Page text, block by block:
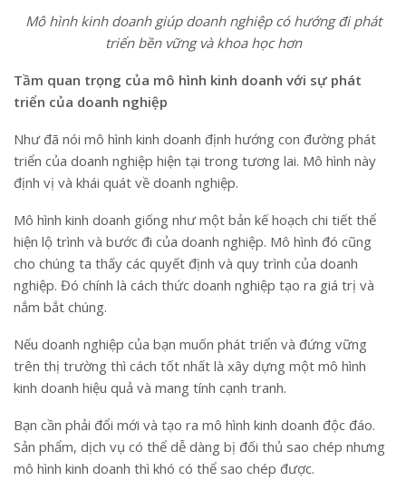
Mô hình kinh doanh giúp doanh nghiệp có hướng đi phát
triển bền vững và khoa học hơn
Tầm quan trọng của mô hình kinh doanh với sự phát
triển của doanh nghiệp
Như đã nói mô hình kinh doanh định hướng con đường phát
triển của doanh nghiệp hiện tại trong tương lai. Mô hình này
định vị và khái quát về doanh nghiệp.
Mô hình kinh doanh giống như một bản kế hoạch chi tiết thể
hiện lộ trình và bước đi của doanh nghiệp. Mô hình đó cũng
cho chúng ta thấy các quyết định và quy trình của doanh
nghiệp. Đó chính là cách thức doanh nghiệp tạo ra giá trị và
nắm bắt chúng.
Nếu doanh nghiệp của bạn muốn phát triển và đứng vững
trên thị trường thì cách tốt nhất là xây dựng một mô hình
kinh doanh hiệu quả và mang tính cạnh tranh.
Bạn cần phải đổi mới và tạo ra mô hình kinh doanh độc đáo.
Sản phẩm, dịch vụ có thể dễ dàng bị đối thủ sao chép nhưng
mô hình kinh doanh thì khó có thể sao chép được.